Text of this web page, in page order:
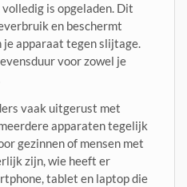
is opgeladen. Dit
en beschermt
apparaat tegen slijtage.
voor zowel je
vaak uitgerust met
apparaten tegelijk
gezinnen of mensen met
zijn, wie heeft er
tablet en laptop die